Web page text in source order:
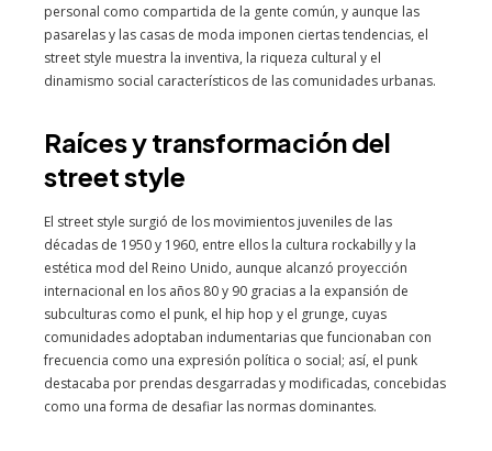
personal como compartida de la gente común, y aunque las
pasarelas y las casas de moda imponen ciertas tendencias, el
street style muestra la inventiva, la riqueza cultural y el
dinamismo social característicos de las comunidades urbanas.
Raíces y transformación del
street style
El street style surgió de los movimientos juveniles de las
décadas de 1950 y 1960, entre ellos la cultura rockabilly y la
estética mod del Reino Unido, aunque alcanzó proyección
internacional en los años 80 y 90 gracias a la expansión de
subculturas como el punk, el hip hop y el grunge, cuyas
comunidades adoptaban indumentarias que funcionaban con
frecuencia como una expresión política o social; así, el punk
destacaba por prendas desgarradas y modificadas, concebidas
como una forma de desafiar las normas dominantes.